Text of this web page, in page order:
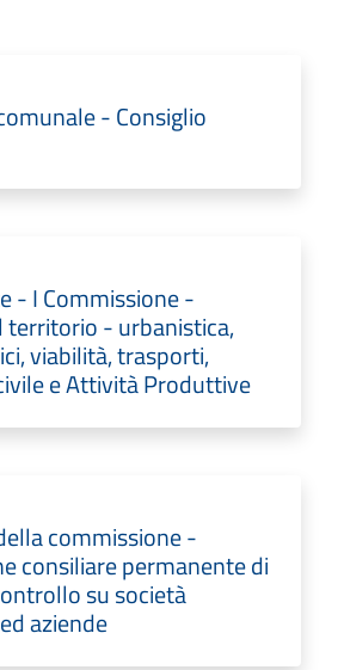
- Consiglio
- I Commissione -
territorio - urbanistica,
viabilità, trasporti,
e Attività Produttive
commissione -
consiliare permanente di
su società
aziende